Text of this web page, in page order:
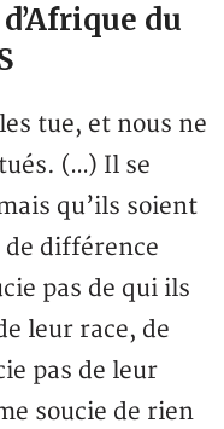
du
tue, et nous ne
(…) Il se
qu’ils soient
de différence
pas de qui ils
leur race, de
pas de leur
soucie de rien